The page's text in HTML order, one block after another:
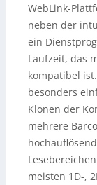
WebLink-
neben der
ein
Laufzeit, das
kompatibel
besonders
Klonen der
mehrere
meisten 1D-,